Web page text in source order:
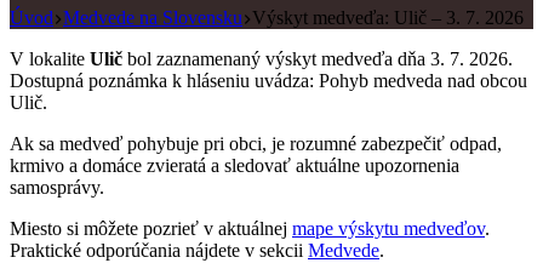
Úvod Medvede na Slovensku Výskyt medveďa: Ulič – 3. 7. 2026
V lokalite Ulič bol zaznamenaný výskyt medveďa dňa 3. 7. 2026.
Dostupná poznámka k hláseniu uvádza: Pohyb medveda nad obcou
Ulič.
Ak sa medveď pohybuje pri obci, je rozumné zabezpečiť odpad,
krmivo a domáce zvieratá a sledovať aktuálne upozornenia
samosprávy.
Miesto si môžete pozrieť v aktuálnej mape výskytu medveďov.
Praktické odporúčania nájdete v sekcii Medvede.